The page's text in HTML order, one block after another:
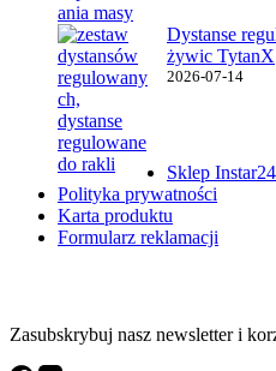
Dystanse
żywic TytanX
2026-07-14
Sklep Instar24
Polityka prywatności
Karta produktu
Formularz reklamacji
Zasubskrybuj nasz newsletter i